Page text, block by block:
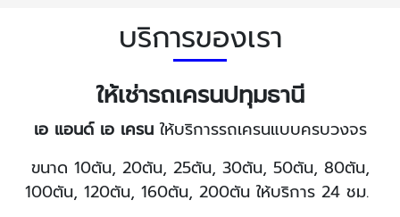
บริการของเรา
ให้เช่ารถเครนปทุมธานี
เอ แอนด์ เอ เครน ให้บริการรถเครนแบบครบวงจร
ขนาด 10ตัน, 20ตัน, 25ตัน, 30ตัน, 50ตัน, 80ตัน,
100ตัน, 120ตัน, 160ตัน, 200ตัน ให้บริการ 24 ชม.